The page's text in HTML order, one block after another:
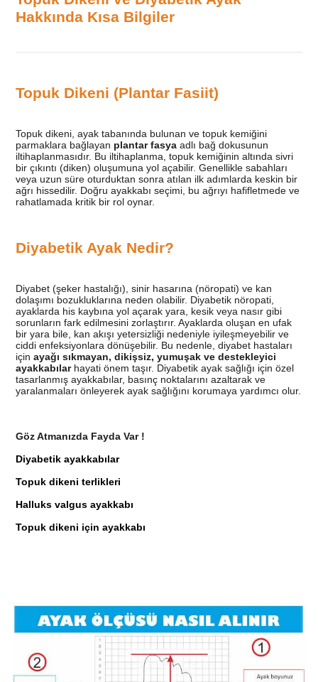
Hakkında Kısa Bilgiler
Topuk Dikeni (Plantar Fasiit)
Topuk dikeni, ayak tabanında bulunan ve topuk kemiğini
parmaklara bağlayan plantar fasyaadlı bağ dokusunun
iltihaplanmasıdır. Bu iltihaplanma, topuk kemiğinin altında sivri
bir çıkıntı (diken) oluşumuna yol açabilir. Genellikle sabahları
veya uzun süre oturduktan sonra atılan ilk adımlarda keskin bir
ağrı hissedilir. Doğru ayakkabı seçimi, bu ağrıyı hafifletmede ve
rahatlamada kritik bir rol oynar.
Diyabetik Ayak Nedir?
Diyabet (şeker hastalığı), sinir hasarına (nöropati) ve kan
dolaşımı bozukluklarına neden olabilir. Diyabetik nöropati,
ayaklarda his kaybına yol açarak yara, kesik veya nasır gibi
sorunların fark edilmesini zorlaştırır. Ayaklarda oluşan en ufak
bir yara bile, kan akışı yetersizliği nedeniyle iyileşmeyebilir ve
ciddi enfeksiyonlara dönüşebilir. Bu nedenle, diyabet hastaları
için ayağı sıkmayan, dikişsiz, yumuşak ve destekleyici
ayakkabılarhayati önem taşır. Diyabetik ayak sağlığı için özel
tasarlanmış ayakkabılar, basınç noktalarını azaltarak ve
yaralanmaları önleyerek ayak sağlığını korumaya yardımcı olur.
Göz Atmanızda Fayda Var !
Diyabetik ayakkabılar
Topuk dikeni terlikleri
Halluks valgus ayakkabı
Topuk dikeni için ayakkabı